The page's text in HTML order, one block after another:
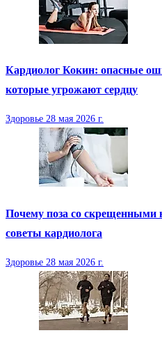
Кардиолог Кокин: опасные
которые угрожают сердцу
Здоровье 28 мая 2026 г.
Почему поза со скрещенными
советы кардиолога
Здоровье 28 мая 2026 г.